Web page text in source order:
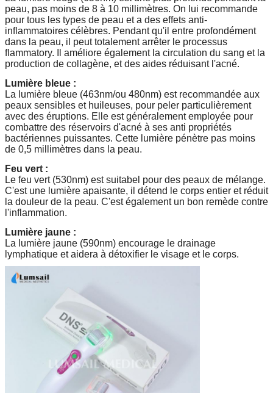
peau, pas moins de 8 à 10 millimètres. On lui recommande
pour tous les types de peau et a des effets anti-
inflammatoires célèbres. Pendant qu'il entre profondément
dans la peau, il peut totalement arrêter le processus
flammatory. Il améliore également la circulation du sang et la
production de collagène, et des aides réduisant l'acné.
Lumière bleue :
La lumière bleue (463nm/ou 480nm) est recommandée aux
peaux sensibles et huileuses, pour peler particulièrement
avec des éruptions. Elle est généralement employée pour
combattre des réservoirs d'acné à ses anti propriétés
bactériennes puissantes. Cette lumière pénètre pas moins
de 0,5 millimètres dans la peau.
Feu vert :
Le feu vert (530nm) est suitabel pour des peaux de mélange.
C'est une lumière apaisante, il détend le corps entier et réduit
la douleur de la peau. C'est également un bon remède contre
l'inflammation.
Lumière jaune :
La lumière jaune (590nm) encourage le drainage
lymphatique et aidera à détoxifier le visage et le corps.